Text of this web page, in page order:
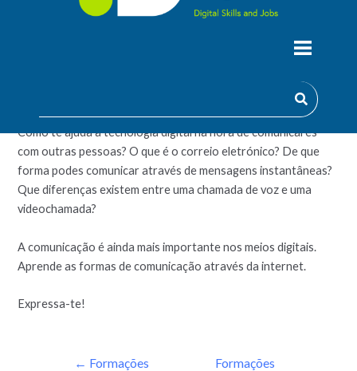
Como te ajuda a tecnologia digital na hora de comunicares
com outras pessoas? O que é o correio eletrónico? De que
forma podes comunicar através de mensagens instantâneas?
Que diferenças existem entre uma chamada de voz e uma
videochamada?
A comunicação é ainda mais importante nos meios digitais.
Aprende as formas de comunicação através da internet.
Expressa-te!
← Formações
Formações